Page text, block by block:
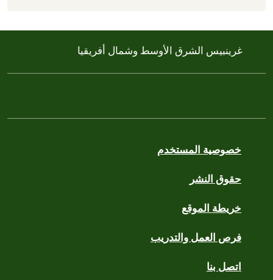
خصوصية المستخدم
حقوق النشر
خريطة الموقع
فرص العمل والتدريب
اتصل بنا